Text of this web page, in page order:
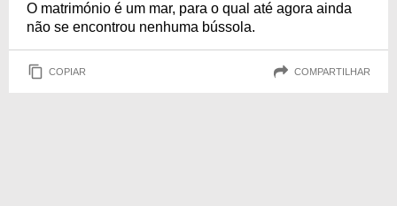
O matrimónio é um mar, para o qual até agora ainda
não se encontrou nenhuma bússola.
COPIAR COMPARTILHAR